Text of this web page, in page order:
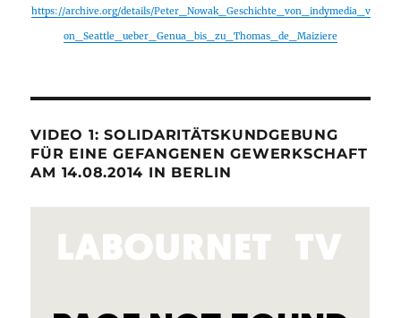
https://archive.org/details/Peter_Nowak_Geschichte_von_indymedia_v
on_Seattle_ueber_Genua_bis_zu_Thomas_de_Maiziere
VIDEO 1: SOLIDARITÄTSKUNDGEBUNG
FÜR EINE GEFANGENEN GEWERKSCHAFT
AM 14.08.2014 IN BERLIN